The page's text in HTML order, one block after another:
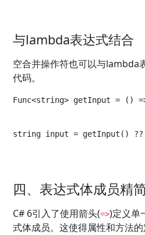
与lambda表达式结合
空合并操作符也可以与lambda
代码。
Func<string> getInput = ()
string input = getInput()
四、表达式体成员精
C# 6引入了使用箭头(=>)定义单
式体成员。这使得属性和方法的